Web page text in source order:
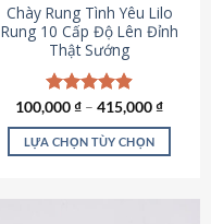
chọn
trên
trang
sản
phẩm
Chày Rung Tình Yêu Lilo
Rung 10 Cấp Độ Lên Đỉnh
Thật Sướng
Được xếp
hạng4.94
5 sao
100,000₫ – 415,000₫
LỰA CHỌN TÙY CHỌN